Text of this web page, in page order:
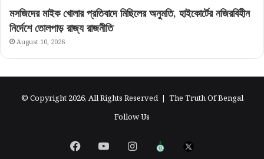
মসজিদের মাইক খোলার প্রতিবাদে মিছিলের অনুমতি, হাইকোর্টের নজিরবিহীন
নির্দেশে তোলপাড় রাজ্য রাজনীতি
August 10, 2026
© Copyright 2026, All Rights Reserved | The Truth Of Bengal
Follow Us
FacebookYouTubeInstagram
এগিয়ে